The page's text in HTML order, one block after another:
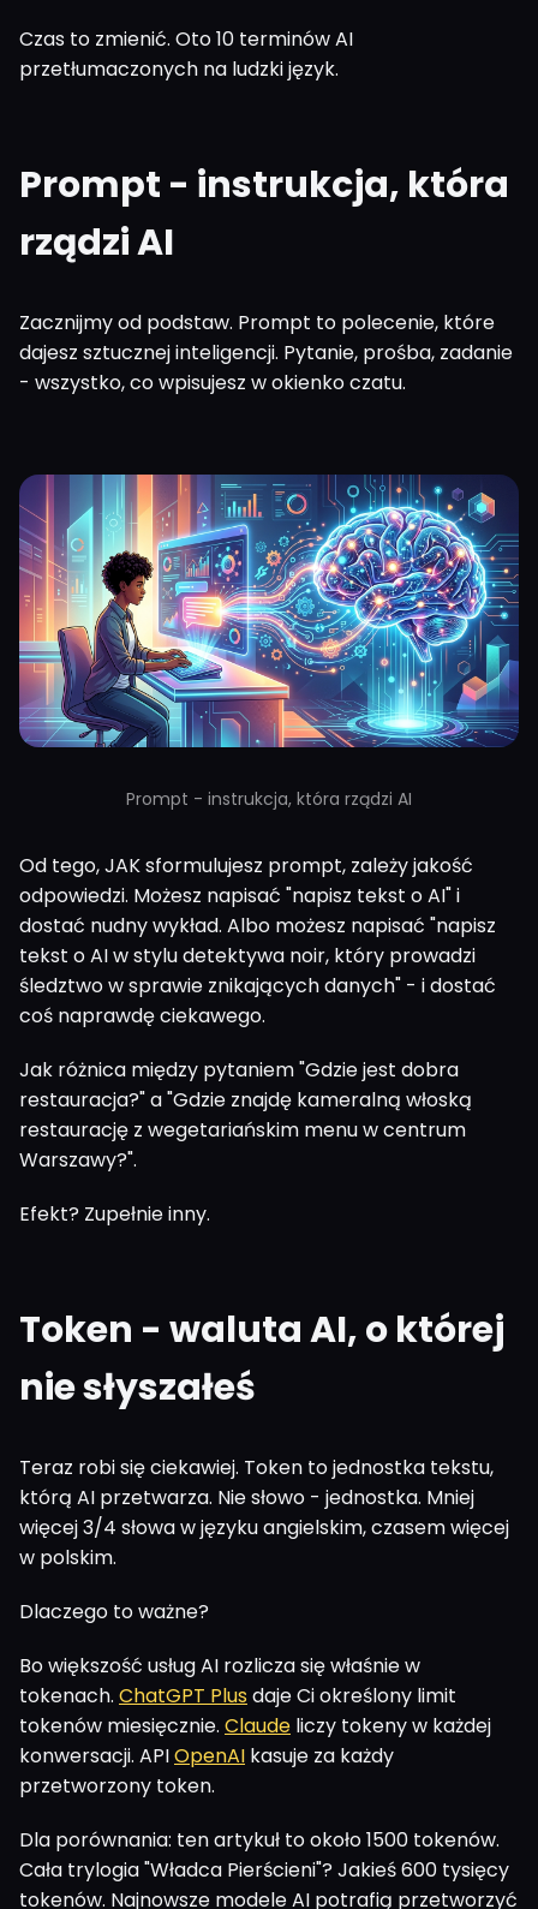
Czas to zmienić. Oto 10 terminów AI
przetłumaczonych na ludzki język.
Prompt - instrukcja, która
rządzi AI
Zacznijmy od podstaw. Prompt to polecenie, które
dajesz sztucznej inteligencji. Pytanie, prośba, zadanie
- wszystko, co wpisujesz w okienko czatu.
Prompt - instrukcja, która rządzi AI
Od tego, JAK sformulujesz prompt, zależy jakość
odpowiedzi. Możesz napisać "napisz tekst o AI" i
dostać nudny wykład. Albo możesz napisać "napisz
tekst o AI w stylu detektywa noir, który prowadzi
śledztwo w sprawie znikających danych" - i dostać
coś naprawdę ciekawego.
Jak różnica między pytaniem "Gdzie jest dobra
restauracja?" a "Gdzie znajdę kameralną włoską
restaurację z wegetariańskim menu w centrum
Warszawy?".
Efekt? Zupełnie inny.
Token - waluta AI, o której
nie słyszałeś
Teraz robi się ciekawiej. Token to jednostka tekstu,
którą AI przetwarza. Nie słowo - jednostka. Mniej
więcej 3/4 słowa w języku angielskim, czasem więcej
w polskim.
Dlaczego to ważne?
Bo większość usług AI rozlicza się właśnie w
tokenach. ChatGPT Plusdaje Ci określony limit
tokenów miesięcznie. Claude liczy tokeny w każdej
konwersacji. APIOpenAI kasuje za każdy
przetworzony token.
Dla porównania: ten artykuł to około 1500 tokenów.
Cała trylogia "Władca Pierścieni"? Jakieś 600 tysięcy
tokenów. Najnowsze modele AI potrafią przetworzyć